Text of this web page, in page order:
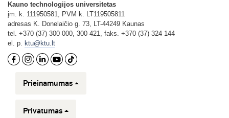
Kauno technologijos universitetas
įm. k. 111950581, PVM k. LT119505811
adresas K. Donelaičio g. 73, LT-44249 Kaunas
tel. +370 (37) 300 000, 300 421, faks. +370 (37) 324 144
el. p. ktu@ktu.lt
Prieinamumas
Privatumas